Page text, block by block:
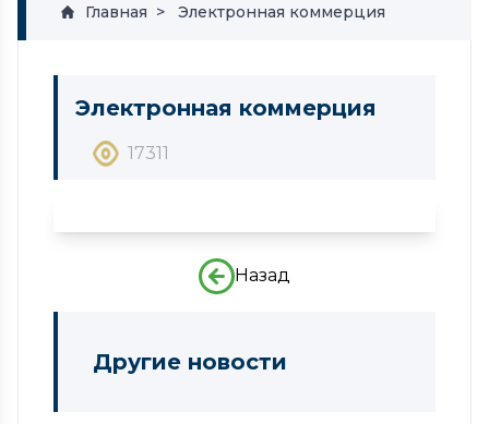
Главная Электронная коммерция
Электронная коммерция
17311
Назад
Другие новости